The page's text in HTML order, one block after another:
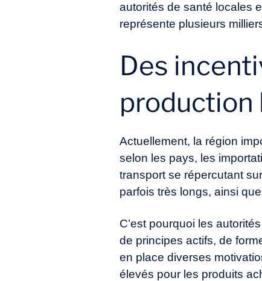
autorités de santé locales
représente plusieurs
Des
production
Actuellement, la région
selon les pays, les
transport se répercutant
parfois très longs, ainsi
C’est pourquoi les
de principes actifs, de
en place diverses
élevés pour les produits